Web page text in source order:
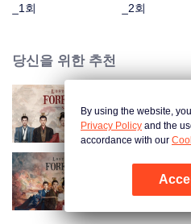
_1회
_2회
당신을 위한 추천
장상사 시즌
장상사 시
By using the website,
Privacy Policy and the
accordance with our